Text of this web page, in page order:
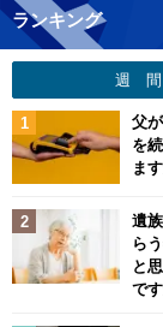
ランキング
週 間
父
を
ま
遺
ら
と
で